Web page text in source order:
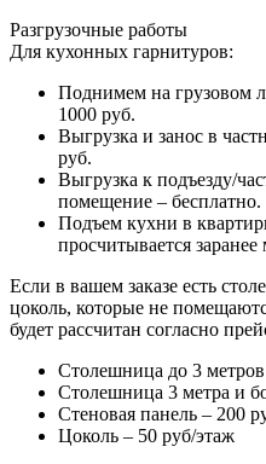
Разгрузочные работы
Для кухонных гарнитуров:
Поднимем на грузовом
1000 руб.
Выгрузка и занос в
руб.
Выгрузка к подъезду/
помещение – бесплатно.
Подъем кухни в
просчитывается
Если в вашем заказе есть
цоколь, которые не
будет рассчитан согласно
Столешница до 3
Столешница 3 метра и
Стеновая панель – 200
Цоколь – 50 руб/этаж